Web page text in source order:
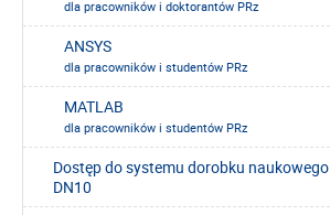
dla pracowników i doktorantów PRz
ANSYS
dla pracowników i studentów PRz
MATLAB
dla pracowników i studentów PRz
Dostęp do systemu dorobku naukowego
DN10